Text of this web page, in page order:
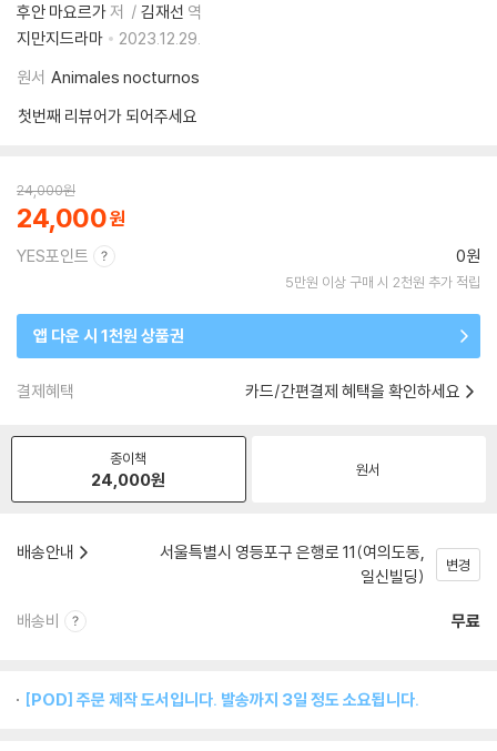
후안 마요르가저 김재선 역
지만지드라마
2023.12.29.
원서 Animales nocturnos
첫번째 리뷰어가 되어주세요
24,000원
24,000
YES포인트 0원
5만원 이상 구매 시 2천원 추가 적립
앱 다운 시 1천원 상품권
결제혜택 카드/간편결제 혜택을 확인하세요
종이책
24,000원 원서
배송안내
서울특별시 영등포구 은행로 11(여의도동,
일신빌딩)
변경
배송비 무료
[POD] 주문 제작 도서입니다. 발송까지 3일 정도 소요됩니다.